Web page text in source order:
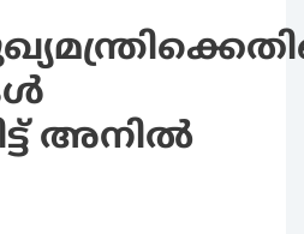
അനില്‍